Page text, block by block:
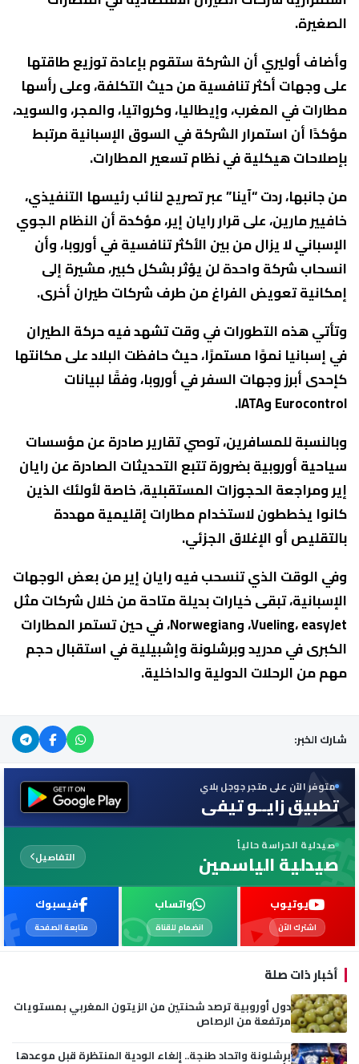
الصغيرة.
وأضاف أوليري أن الشركة ستقوم بإعادة توزيع طاقتها
على وجهات أكثر تنافسية من حيث التكلفة، وعلى رأسها
مطارات في المغرب، وإيطاليا، وكرواتيا، والمجر، والسويد،
مؤكدًا أن استمرار الشركة في السوق الإسبانية مرتبط
بإصلاحات هيكلية في نظام تسعير المطارات.
من جانبها، ردت “آينا” عبر تصريح لنائب رئيسها التنفيذي،
خافيير مارين، على قرار رايان إير، مؤكدة أن النظام الجوي
الإسباني لا يزال من بين الأكثر تنافسية في أوروبا، وأن
انسحاب شركة واحدة لن يؤثر بشكل كبير، مشيرة إلى
إمكانية تعويض الفراغ من طرف شركات طيران أخرى.
وتأتي هذه التطورات في وقت تشهد فيه حركة الطيران
في إسبانيا نموًا مستمرًا، حيث حافظت البلاد على مكانتها
كإحدى أبرز وجهات السفر في أوروبا، وفقًا لبيانات
Eurocontrol وIATA.
وبالنسبة للمسافرين، توصي تقارير صادرة عن مؤسسات
سياحية أوروبية بضرورة تتبع التحديثات الصادرة عن رايان
إير ومراجعة الحجوزات المستقبلية، خاصة لأولئك الذين
كانوا يخططون لاستخدام مطارات إقليمية مهددة
بالتقليص أو الإغلاق الجزئي.
وفي الوقت الذي تنسحب فيه رايان إير من بعض الوجهات
الإسبانية، تبقى خيارات بديلة متاحة من خلال شركات مثل
Vueling، easyJet، وNorwegian، في حين تستمر المطارات
الكبرى في مدريد وبرشلونة وإشبيلية في استقبال حجم
مهم من الرحلات الدولية والداخلية.
شارك الخبر:
متوفر الآن على متجر جوجل بلاي
تطبيق زايــو تيفي
صيدلية الحراسة حالياً
صيدلية الياسمين التفاصيل
يوتيوب
اشترك الآن
واتساب
انضمام للقناة
فيسبوك
متابعة الصفحة
أخبار ذات صلة
دول أوروبية ترصد شحنتين من الزيتون المغربي بمستويات
مرتفعة من الرصاص
برشلونة واتحاد طنجة.. إلغاء الودية المنتظرة قبل موعدها